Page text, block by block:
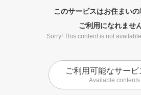
このサービスはお住まい
ご利用になれません
Sorry! This content is not
ご利用可能なサービ
Available contents